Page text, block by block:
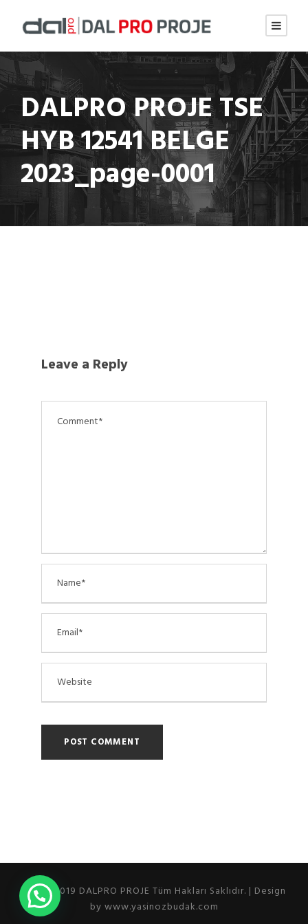
DALPRO PROJE TSE
HYB 12541 BELGE
2023_page-0001
Leave a Reply
2010 - 2019 DALPRO PROJE Tüm Hakları Saklıdır. | Design
by www.yasinozbudak.com